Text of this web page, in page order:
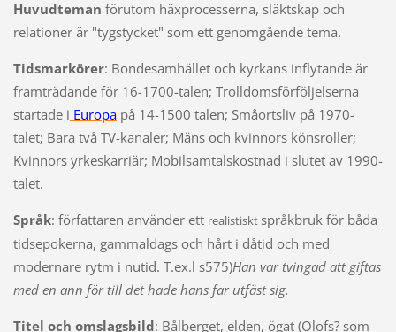
Huvudteman förutom häxprocesserna, släktskap och
relationer är "tygstycket" som ett genomgående tema.
Tidsmarkörer: Bondesamhället och kyrkans inflytande är
framträdande för 16-1700-talen; Trolldomsförföljelserna
startade i Europapå 14-1500 talen; Småortsliv på 1970-
talet; Bara två TV-kanaler; Mäns och kvinnors könsroller;
Kvinnors yrkeskarriär; Mobilsamtalskostnad i slutet av 1990-
talet.
Språk: författaren använder ett realistiskt språkbruk för båda
tidsepokerna, gammaldags och hårt i dåtid och med
modernare rytm i nutid. T.ex.l s575)Han var tvingad att giftas
med en ann för till det hade hans far utfäst sig.
Titel och omslagsbild: Bålberget, elden, ögat (Olofs? som